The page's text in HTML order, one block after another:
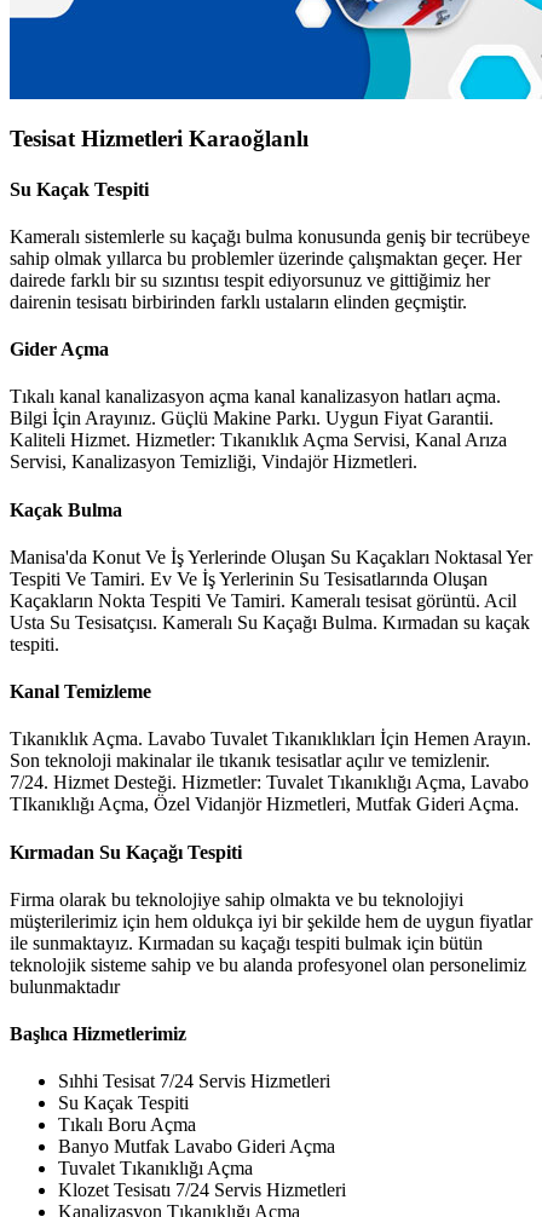
Tesisat Hizmetleri Karaoğlanlı
Su Kaçak Tespiti
Kameralı sistemlerle su kaçağı bulma konusunda geniş bir tecrübeye
sahip olmak yıllarca bu problemler üzerinde çalışmaktan geçer. Her
dairede farklı bir su sızıntısı tespit ediyorsunuz ve gittiğimiz her
dairenin tesisatı birbirinden farklı ustaların elinden geçmiştir.
Gider Açma
Tıkalı kanal kanalizasyon açma kanal kanalizasyon hatları açma.
Bilgi İçin Arayınız. Güçlü Makine Parkı. Uygun Fiyat Garantii.
Kaliteli Hizmet. Hizmetler: Tıkanıklık Açma Servisi, Kanal Arıza
Servisi, Kanalizasyon Temizliği, Vindajör Hizmetleri.
Kaçak Bulma
Manisa'da Konut Ve İş Yerlerinde Oluşan Su Kaçakları Noktasal Yer
Tespiti Ve Tamiri. Ev Ve İş Yerlerinin Su Tesisatlarında Oluşan
Kaçakların Nokta Tespiti Ve Tamiri. Kameralı tesisat görüntü. Acil
Usta Su Tesisatçısı. Kameralı Su Kaçağı Bulma. Kırmadan su kaçak
tespiti.
Kanal Temizleme
Tıkanıklık Açma. Lavabo Tuvalet Tıkanıklıkları İçin Hemen Arayın.
Son teknoloji makinalar ile tıkanık tesisatlar açılır ve temizlenir.
7/24. Hizmet Desteği. Hizmetler: Tuvalet Tıkanıklığı Açma, Lavabo
TIkanıklığı Açma, Özel Vidanjör Hizmetleri, Mutfak Gideri Açma.
Kırmadan Su Kaçağı Tespiti
Firma olarak bu teknolojiye sahip olmakta ve bu teknolojiyi
müşterilerimiz için hem oldukça iyi bir şekilde hem de uygun fiyatlar
ile sunmaktayız. Kırmadan su kaçağı tespiti bulmak için bütün
teknolojik sisteme sahip ve bu alanda profesyonel olan personelimiz
bulunmaktadır
Başlıca Hizmetlerimiz
Sıhhi Tesisat 7/24 Servis Hizmetleri
Su Kaçak Tespiti
Tıkalı Boru Açma
Banyo Mutfak Lavabo Gideri Açma
Tuvalet Tıkanıklığı Açma
Klozet Tesisatı 7/24 Servis Hizmetleri
Kanalizasyon Tıkanıklığı Açma